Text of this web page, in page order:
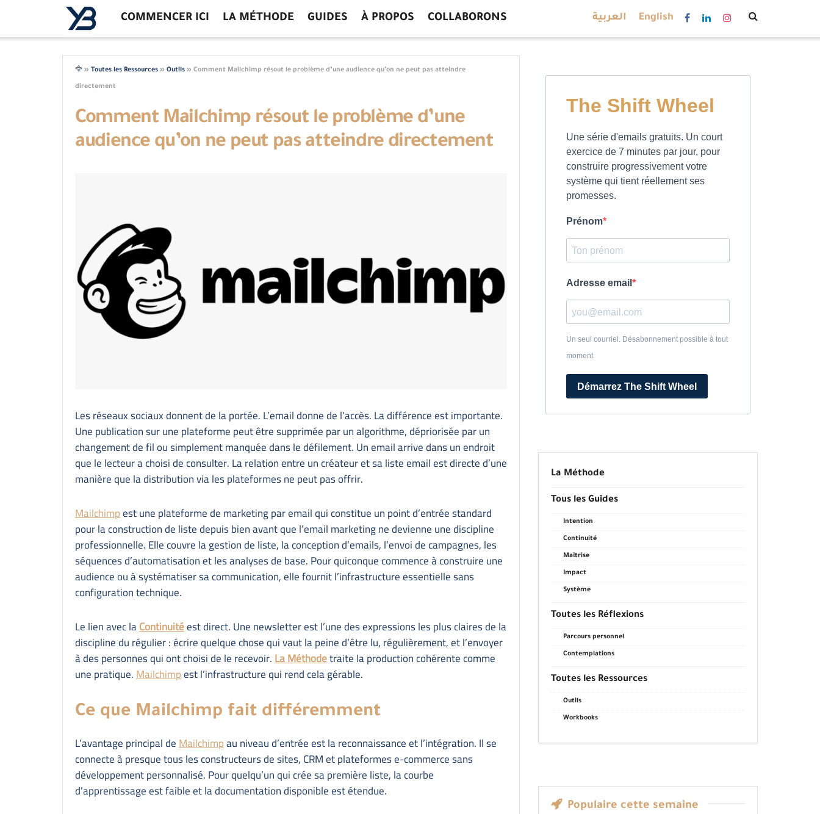
COMMENCER ICI LA MÉTHODE GUIDES À PROPOS COLLABORONS العربية English
🦅 » Toutes les Ressources » Outils » Comment Mailchimp résout le problème d’une audience qu’on ne peut pas atteindre
directement
Comment Mailchimp résout le problème d’une
audience qu’on ne peut pas atteindre directement
Les réseaux sociaux donnent de la portée. L’email donne de l’accès. La différence est importante.
Une publication sur une plateforme peut être supprimée par un algorithme, dépriorisée par un
changement de fil ou simplement manquée dans le défilement. Un email arrive dans un endroit
que le lecteur a choisi de consulter. La relation entre un créateur et sa liste email est directe d’une
manière que la distribution via les plateformes ne peut pas offrir.
Mailchimpest une plateforme de marketing par email qui constitue un point d’entrée standard
pour la construction de liste depuis bien avant que l’email marketing ne devienne une discipline
professionnelle. Elle couvre la gestion de liste, la conception d’emails, l’envoi de campagnes, les
séquences d’automatisation et les analyses de base. Pour quiconque commence à construire une
audience ou à systématiser sa communication, elle fournit l’infrastructure essentielle sans
configuration technique.
Le lien avec laContinuitéest direct. Une newsletter est l’une des expressions les plus claires de la
discipline du régulier : écrire quelque chose qui vaut la peine d’être lu, régulièrement, et l’envoyer
à des personnes qui ont choisi de le recevoir.La Méthodetraite la production cohérente comme
une pratique.Mailchimpest l’infrastructure qui rend cela gérable.
Ce que Mailchimp fait différemment
L’avantage principal deMailchimpau niveau d’entrée est la reconnaissance et l’intégration. Il se
connecte à presque tous les constructeurs de sites, CRM et plateformes e-commerce sans
développement personnalisé. Pour quelqu’un qui crée sa première liste, la courbe
d’apprentissage est faible et la documentation disponible est étendue.
The Shift Wheel
Une série d'emails gratuits. Un court
exercice de 7 minutes par jour, pour
construire progressivement votre
système qui tient réellement ses
promesses.
Prénom
Adresse email
Un seul courriel. Désabonnement possible à tout
moment.
Démarrez The Shift Wheel
La Méthode
Tous les Guides
Intention
Continuité
Maîtrise
Impact
Système
Toutes les Réflexions
Parcours personnel
Contemplations
Toutes les Ressources
Outils
Workbooks
Populaire cette semaine